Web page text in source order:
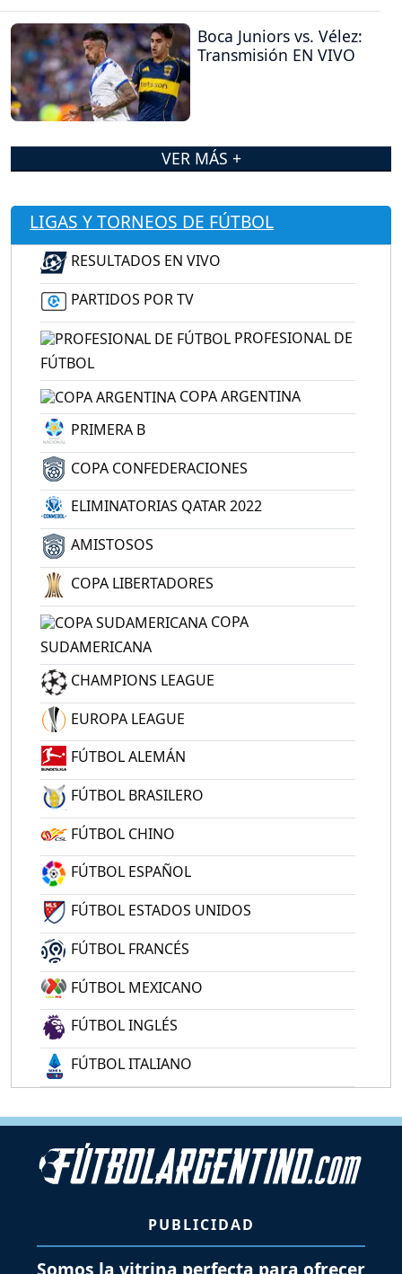
Boca Juniors vs. Vélez:
Transmisión EN VIVO
VER MÁS +
LIGAS Y TORNEOS DE FÚTBOL
RESULTADOS EN VIVO
PARTIDOS POR TV
PROFESIONAL DE
FÚTBOL
COPA ARGENTINA
PRIMERA B
COPA CONFEDERACIONES
ELIMINATORIAS QATAR 2022
AMISTOSOS
COPA LIBERTADORES
COPA
SUDAMERICANA
CHAMPIONS LEAGUE
EUROPA LEAGUE
FÚTBOL ALEMÁN
FÚTBOL BRASILERO
FÚTBOL CHINO
FÚTBOL ESPAÑOL
FÚTBOL ESTADOS UNIDOS
FÚTBOL FRANCÉS
FÚTBOL MEXICANO
FÚTBOL INGLÉS
FÚTBOL ITALIANO
PUBLICIDAD
Somos la vitrina perfecta para ofrecer